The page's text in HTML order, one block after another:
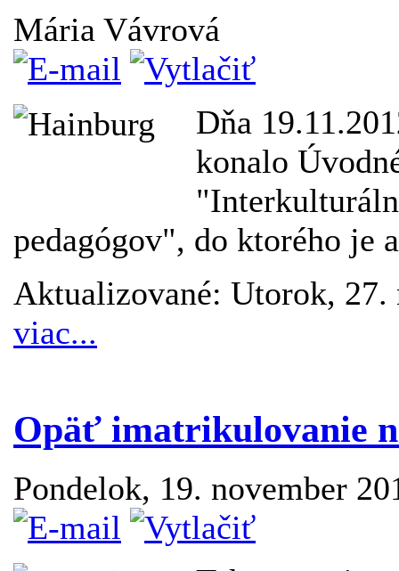
Mária Vávrová
Dňa
konalo
pedagógov", do ktorého je
Aktualizované: Utorok,
viac...
Opäť imatrikulovanie
Pondelok, 19. november